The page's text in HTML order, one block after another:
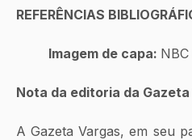
REFERÊNCIAS
Imagem de capa:
Nota da editoria da
A Gazeta Vargas, em seu